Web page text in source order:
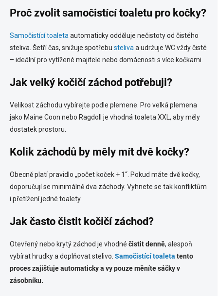
v
ý
i
s
u
Proč zvolit samočistící toaletu pro kočky?
Samočistící toaleta automaticky odděluje nečistoty od čistého
steliva. Šetří čas, snižuje spotřebu steliva a udržuje WC vždy čisté
– ideální pro vytížené majitele nebo domácnosti s více kočkami.
Jak velký kočičí záchod potřebuji?
Velikost záchodu vybírejte podle plemene. Pro velká plemena
jako Maine Coon nebo Ragdoll je vhodná toaleta XXL, aby měly
dostatek prostoru.
Kolik záchodů by měly mít dvě kočky?
Obecně platí pravidlo „počet koček + 1“. Pokud máte dvě kočky,
doporučují se minimálně dva záchody. Vyhnete se tak konfliktům
i přetížení jedné toalety.
Jak často čistit kočičí záchod?
Otevřený nebo krytý záchod je vhodné čistit denně, alespoň
vybírat hrudky a doplňovat stelivo. Samočistící toaleta tento
proces zajišťuje automaticky a vy pouze měníte sáčky v
zásobníku.